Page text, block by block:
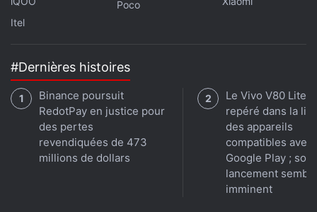
Itel
Poco
#Dernières histoires
Binance poursuit
RedotPay en justice pour
des pertes
revendiquées de 473
millions de dollars
Le Vivo V80 Lite
repéré dans la
des appareils
compatibles avec
Google Play ; son
lancement semble
imminent